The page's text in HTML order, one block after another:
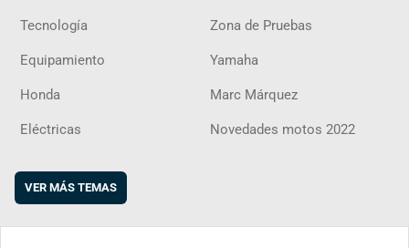
Tecnología Zona de Pruebas
Equipamiento Yamaha
Honda Marc Márquez
Eléctricas Novedades motos 2022
VER MÁS TEMAS